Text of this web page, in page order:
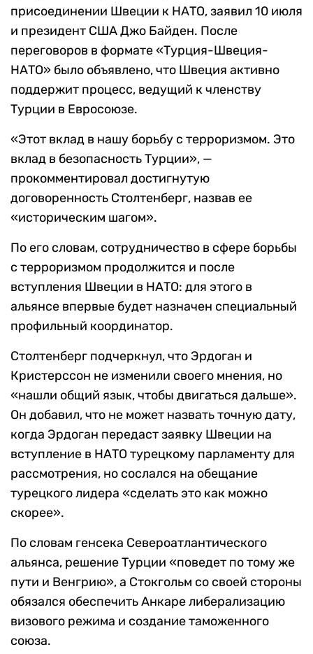
присоединении Швеции к НАТО, заявил 10 июля
и президент США Джо Байден. После
переговоров в формате «Турция-Швеция-
НАТО» было объявлено, что Швеция активно
поддержит процесс, ведущий к членству
Турции в Евросоюзе.
«Этот вклад в нашу борьбу с терроризмом. Это
вклад в безопасность Турции», —
прокомментировал достигнутую
договоренность Столтенберг, назвав ее
«историческим шагом».
По его словам, сотрудничество в сфере борьбы
с терроризмом продолжится и после
вступления Швеции в НАТО: для этого в
альянсе впервые будет назначен специальный
профильный координатор.
Столтенберг подчеркнул, что Эрдоган и
Кристерссон не изменили своего мнения, но
«нашли общий язык, чтобы двигаться дальше».
Он добавил, что не может назвать точную дату,
когда Эрдоган передаст заявку Швеции на
вступление в НАТО турецкому парламенту для
рассмотрения, но сослался на обещание
турецкого лидера «сделать это как можно
скорее».
По словам генсека Североатлантического
альянса, решение Турции «поведет по тому же
пути и Венгрию», а Стокгольм со своей стороны
обязался обеспечить Анкаре либерализацию
визового режима и создание таможенного
союза.